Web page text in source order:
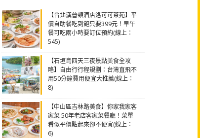
【台北漢普頓酒店洛可可茶苑】平
價自助餐吃到飽只要399元！早午
餐可吃兩小時要訂位預約(線上：
545)
【石垣島四天三夜景點美食全攻
略】自由行行程規劃：台灣直飛不
用50分鐘費用便宜大推薦(線上：
8)
【中山區吉林路美食】你家我家客
家菜 50年老店客家菜餐廳！菜單
看似平價點起來卻不便宜(線上：
6)